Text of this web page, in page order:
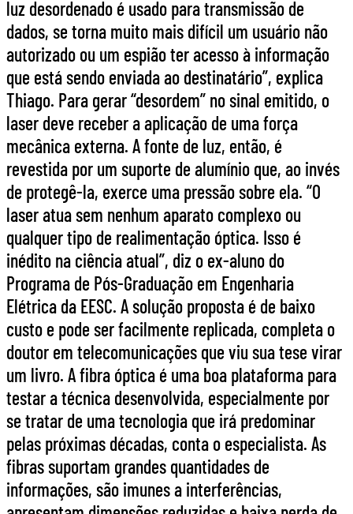
luz desordenado é usado para transmissão de
dados, se torna muito mais difícil um usuário não
autorizado ou um espião ter acesso à informação
que está sendo enviada ao destinatário”, explica
Thiago. Para gerar “desordem” no sinal emitido, o
laser deve receber a aplicação de uma força
mecânica externa. A fonte de luz, então, é
revestida por um suporte de alumínio que, ao invés
de protegê-la, exerce uma pressão sobre ela. “O
laser atua sem nenhum aparato complexo ou
qualquer tipo de realimentação óptica. Isso é
inédito na ciência atual”, diz o ex-aluno do
Programa de Pós-Graduação em Engenharia
Elétrica da EESC. A solução proposta é de baixo
custo e pode ser facilmente replicada, completa o
doutor em telecomunicações que viu sua tese virar
um livro. A fibra óptica é uma boa plataforma para
testar a técnica desenvolvida, especialmente por
se tratar de uma tecnologia que irá predominar
pelas próximas décadas, conta o especialista. As
fibras suportam grandes quantidades de
informações, são imunes a interferências,